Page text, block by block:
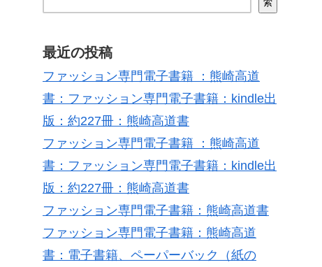
索
最近の投稿
ファッション専門電子書籍 ：熊崎高道
書：ファッション専門電子書籍：kindle出
版：約227冊：熊崎高道書
ファッション専門電子書籍 ：熊崎高道
書：ファッション専門電子書籍：kindle出
版：約227冊：熊崎高道書
ファッション専門電子書籍：熊崎高道書
ファッション専門電子書籍：熊崎高道
書：電子書籍、ペーパーバック（紙の